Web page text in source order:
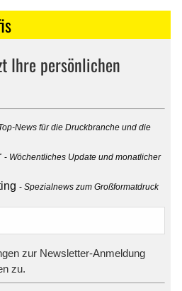
Ihre persönlichen
News für die Druckbranche und die
Wöchentliches Update und monatlicher
Spezialnews zum Großformatdruck
zur Newsletter-Anmeldung
zu.